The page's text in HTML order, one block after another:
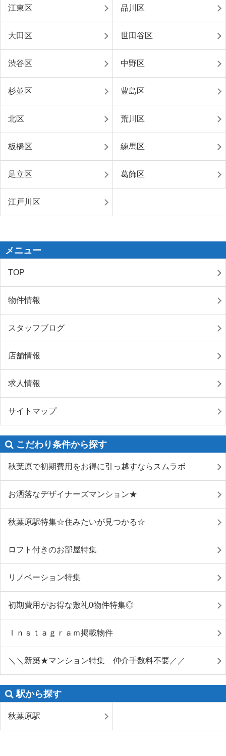
江東区 品川区
大田区 世田谷区
渋谷区 中野区
杉並区 豊島区
北区 荒川区
板橋区 練馬区
足立区 葛飾区
江戸川区
メニュー
TOP
物件情報
スタッフブログ
店舗情報
求人情報
サイトマップ
こだわり条件から探す
秋葉原で初期費用をお得に引っ越すならスムラボ
お洒落なデザイナーズマンション★
秋葉原駅特集☆住みたいが見つかる☆
ロフト付きのお部屋特集
リノベーション特集
初期費用がお得な敷礼0物件特集◎
Ｉｎｓｔａｇｒａｍ掲載物件
＼＼新築★マンション特集 仲介手数料不要／／
駅から探す
秋葉原駅